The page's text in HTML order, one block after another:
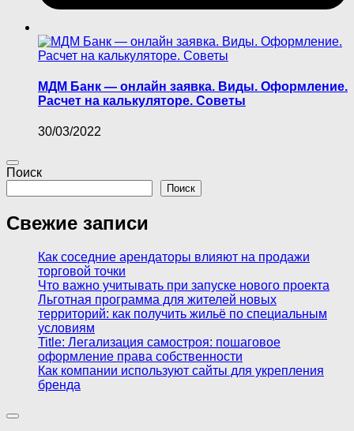
МДМ Банк — онлайн заявка. Виды. Оформление.
Расчет на калькуляторе. Советы
30/03/2022
Поиск
Поиск
Свежие записи
Как соседние арендаторы влияют на продажи
торговой точки
Что важно учитывать при запуске нового проекта
Льготная программа для жителей новых
территорий: как получить жильё по специальным
условиям
Title: Легализация самостроя: пошаговое
оформление права собственности
Как компании используют сайты для укрепления
бренда